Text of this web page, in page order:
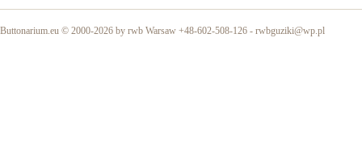
Buttonarium.eu © 2000-2026 by rwb Warsaw +48-602-508-126 - rwbguziki@wp.pl